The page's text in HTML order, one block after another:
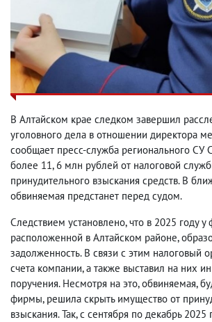
В Алтайском крае следком завершил
уголовного дела в отношении директора
сообщает пресс-служба регионального СУ
более 11, 6 млн рублей от налоговой
принудительного взыскания средств. В
обвиняемая предстанет перед судом.
Следствием установлено, что в 2025 году
расположенной в Алтайском районе,
задолженность. В связи с этим налоговый
счета компании, а также выставил на них
поручения. Несмотря на это, обвиняемая,
фирмы, решила скрыть имущество от
взыскания. Так, с сентября по декабрь 2025